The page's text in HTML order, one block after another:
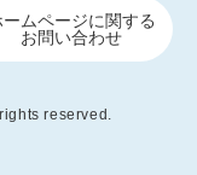
ームページに関する
お問い合わせ
reserved.